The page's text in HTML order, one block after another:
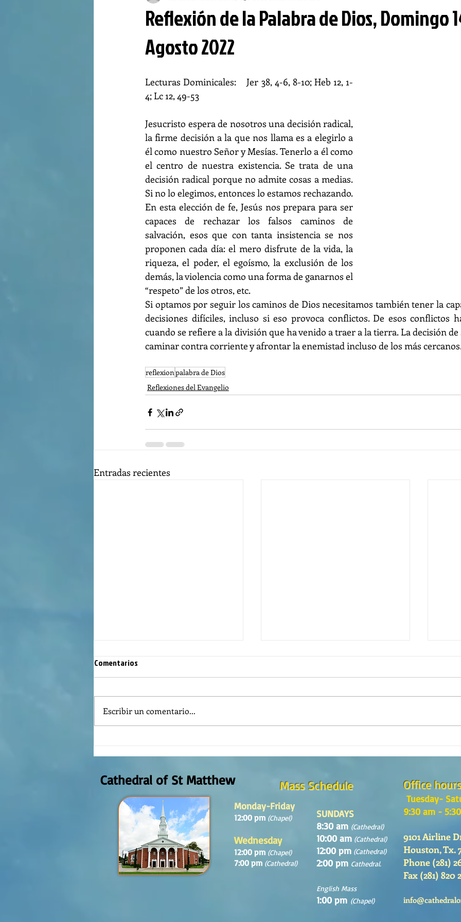
Reflexión de la Palabra de Dios, Domingo
Agosto 2022
Lecturas Dominicales:    Jer 38, 4-6, 8-10; Heb 12, 1-
4; Lc 12, 49-53
Jesucristo espera de nosotros una decisión radical,
la firme decisión a la que nos llama es a elegirlo a
él como nuestro Señor y Mesías. Tenerlo a él como
el centro de nuestra existencia. Se trata de una
decisión radical porque no admite cosas a medias.
En esta elección de fe, Jesús nos prepara para ser
capaces de rechazar los falsos caminos de
salvación, esos que con tanta insistencia se nos
proponen cada día: el mero disfrute de la vida, la
riqueza, el poder, el egoísmo, la exclusión de los
demás, la violencia como una forma de ganarnos el
“respeto” de los otros, etc.
Si optamos por seguir los caminos de Dios necesitamos también tener la
decisiones difíciles, incluso si eso provoca conflictos. De esos conflictos
cuando se refiere a la división que ha venido a traer a la tierra. La decisión
caminar contra corriente y afrontar la enemistad incluso de los más
reflexionpalabra de Dios
Reflexiones del Evangelio
Entradas recientes
AUGUST 2nd, 2026
Domingo 2 de Agosto 2026
Comentarios
Escribir un comentario...
Cathedral of St Matthew Mass Schedule
Monday-Friday
12:00 pm (Chapel)
Wednesday
12:00 pm (Chapel)
7:00 pm (Cathedral)
SUNDAYS
8:30 am (Cathedral)
10:00 am (Cathedral)
12:00 pm (Cathedral)
2:00 pm Cathedral.
English Mass
1:00 pm (Chapel)
Office
Tuesday-
9:30 am -
9101 Airline
Houston, Tx.
Phone (281)
Fax (281) 820